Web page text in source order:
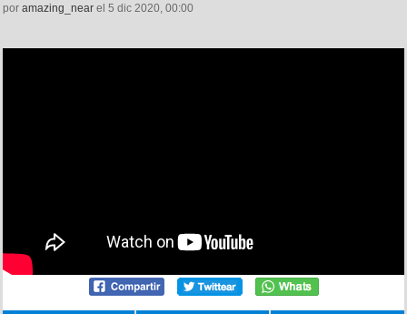
por amazing_near el 5 dic 2020, 00:00